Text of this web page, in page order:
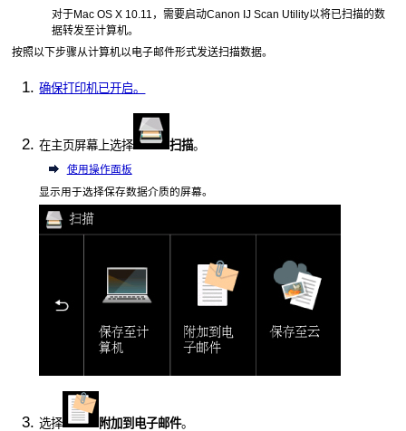
对于Mac OS X10.11，需要启动Canon IJ Scan Utility以将已扫描的数
据转发至计算机。
按照以下步骤从计算机以电子邮件形式发送扫描数据。
确保打印机已开启。
在主页屏幕上选择 扫描。
使用操作面板
显示用于选择保存数据介质的屏幕。
选择 附加到电子邮件。